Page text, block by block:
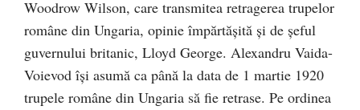
Woodrow Wilson, care transmitea retragerea trupelor
române din Ungaria, opinie împărtăşită şi de şeful
guvernului britanic, Lloyd George. Alexandru Vaida-
Voievod îşi asumă ca până la data de 1 martie 1920
trupele române din Ungaria să fie retrase. Pe ordinea